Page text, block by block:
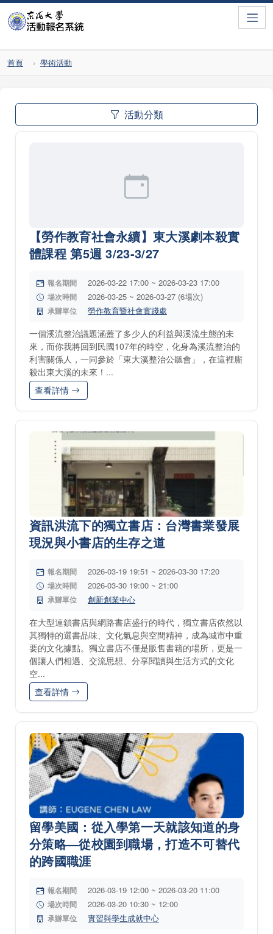
首頁 學術活動
活動分類
【勞作教育社會永續】東大溪劇本殺實
體課程 第5週 3/23-3/27
報名期間 2026-03-22 17:00 ~ 2026-03-23 17:00
場次時間 2026-03-25 ~ 2026-03-27 (6場次)
承辦單位 勞作教育暨社會實踐處
一個溪流整治議題涵蓋了多少人的利益與溪流生態的未
來，而你我將回到民國107年的時空，化身為溪流整治的
利害關係人，一同參於「東大溪整治公聽會」，在這裡廝
殺出東大溪的未來！...
查看詳情
資訊洪流下的獨立書店：台灣書業發展
現況與小書店的生存之道
報名期間 2026-03-19 19:51 ~ 2026-03-30 17:20
場次時間 2026-03-30 19:00 ~ 21:00
承辦單位 創新創業中心
在大型連鎖書店與網路書店盛行的時代，獨立書店依然以
其獨特的選書品味、文化氣息與空間精神，成為城市中重
要的文化據點。獨立書店不僅是販售書籍的場所，更是一
個讓人們相遇、交流思想、分享閱讀與生活方式的文化
空...
查看詳情
留學美國：從入學第一天就該知道的身
分策略—從校園到職場，打造不可替代
的跨國職涯
報名期間 2026-03-19 12:00 ~ 2026-03-20 11:00
場次時間 2026-03-20 10:30 ~ 12:00
承辦單位 實習與學生成就中心